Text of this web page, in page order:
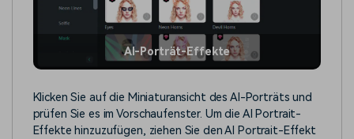
AI-Porträt-Effekte
Klicken Sie auf die Miniaturansicht des AI-Porträts und
prüfen Sie es im Vorschaufenster. Um die AI Portrait-
Effekte hinzuzufügen, ziehen Sie den AI Portrait-Effekt